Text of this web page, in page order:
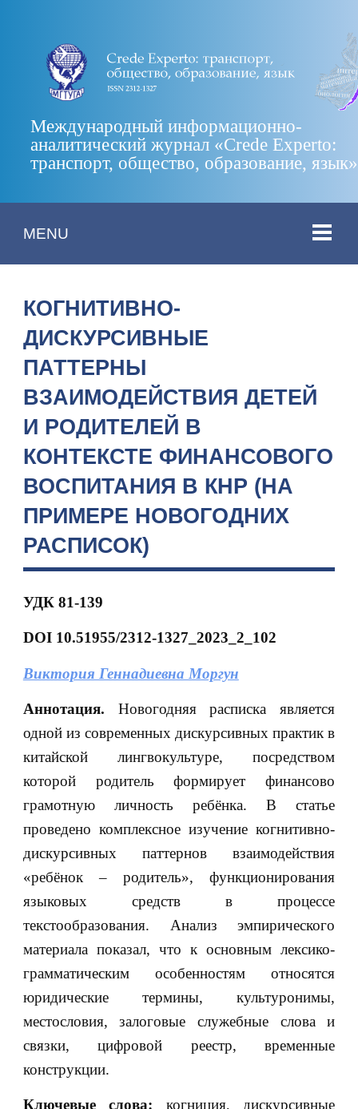
Международный информационно-
аналитический журнал «Crede Experto:
транспорт, общество, образование, язык»
MENU
КОГНИТИВНО-
ДИСКУРСИВНЫЕ
ПАТТЕРНЫ
ВЗАИМОДЕЙСТВИЯ ДЕТЕЙ
И РОДИТЕЛЕЙ В
КОНТЕКСТЕ ФИНАНСОВОГО
ВОСПИТАНИЯ В КНР (НА
ПРИМЕРЕ НОВОГОДНИХ
РАСПИСОК)
УДК 81-139
DOI 10.51955/2312-1327_2023_2_102
Виктория Геннадиевна Моргун
Аннотация. Новогодняя расписка является
одной из современных дискурсивных практик в
китайской лингвокультуре, посредством
которой родитель формирует финансово
грамотную личность ребёнка. В статье
проведено комплексное изучение когнитивно-
дискурсивных паттернов взаимодействия
«ребёнок – родитель», функционирования
языковых средств в процессе
текстообразования. Анализ эмпирического
материала показал, что к основным лексико-
грамматическим особенностям относятся
юридические термины, культуронимы,
местословия, залоговые служебные слова и
связки, цифровой реестр, временные
конструкции.
Ключевые слова: когниция, дискурсивные